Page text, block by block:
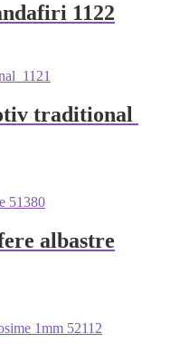
1122
traditional
albastre